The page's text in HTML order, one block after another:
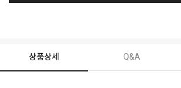
상품상세 Q&A